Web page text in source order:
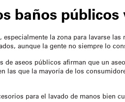
baños públicos
especialmente la zona para lavarse las
aunque la gente no siempre lo
de aseos públicos afirman que un
las que la mayoría de los
para el lavado de manos bien